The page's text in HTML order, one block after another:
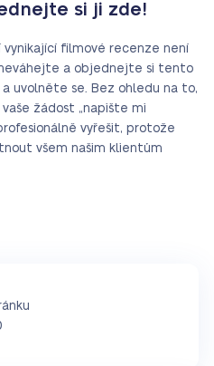
si ji zde!
vynikající filmové recenze není
a objednejte si tento
uvolněte se. Bez ohledu na to,
žádost „napište mi
vyřešit, protože
všem našim klientům